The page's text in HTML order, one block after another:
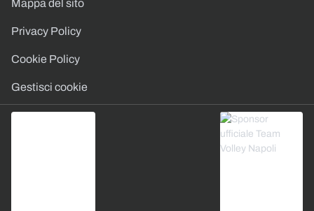
Mappa del sito
Privacy Policy
Cookie Policy
Gestisci cookie